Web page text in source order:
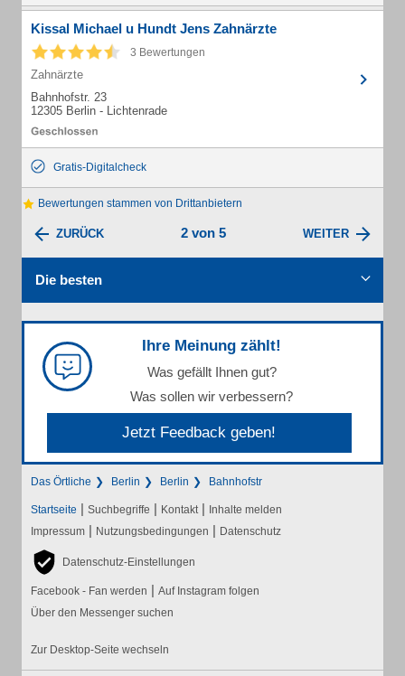
Kissal Michael u Hundt Jens Zahnärzte
3 Bewertungen
Zahnärzte
Bahnhofstr. 23
12305 Berlin - Lichtenrade
Gratis-Digitalcheck
Bewertungen stammen von Drittanbietern
ZURÜCK 2 von 5 WEITER
Die besten
Ihre Meinung zählt!
Was gefällt Ihnen gut?
Was sollen wir verbessern?
Jetzt Feedback geben!
Das Örtliche Berlin Berlin Bahnhofstr
Startseite | Suchbegriffe | Kontakt | Inhalte melden
Impressum | Nutzungsbedingungen | Datenschutz
Datenschutz-Einstellungen
Facebook - Fan werden | Auf Instagram folgen
Über den Messenger suchen
Zur Desktop-Seite wechseln